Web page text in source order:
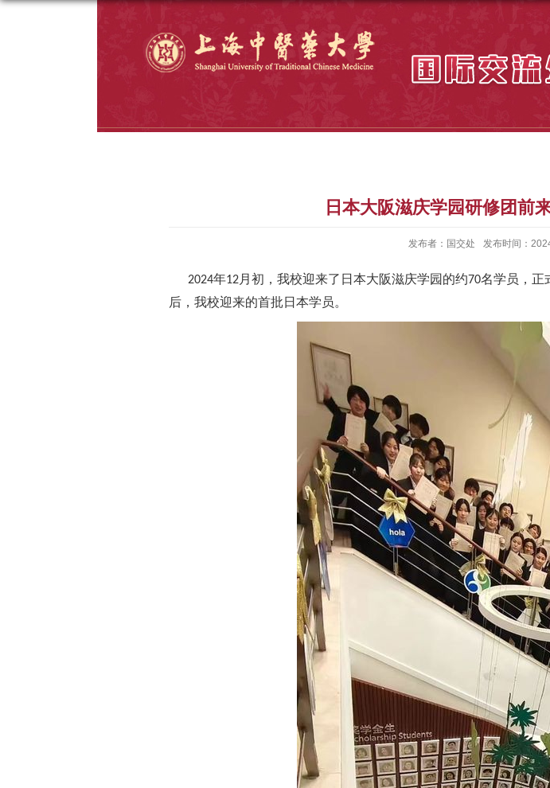
日本大阪滋庆学园研修团前
发布者：国交处 发布时间：
2024年12月初 ， 我校迎来了 日本大阪滋庆学园 的约70名学员，正
后 ， 我校迎来的首批日本学员。